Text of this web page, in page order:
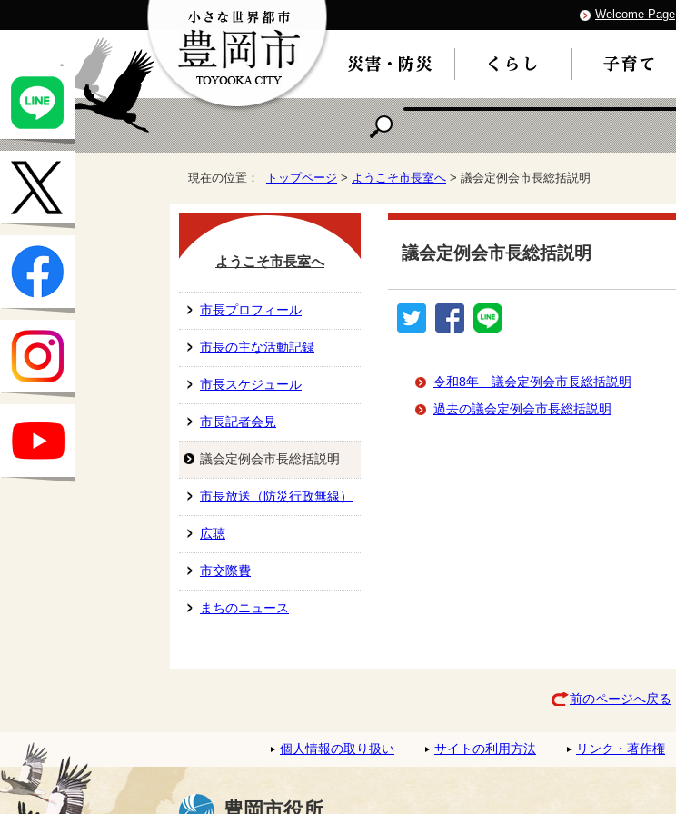
Welcome Page
現在の位置： トップページ > ようこそ市長室へ > 議会定例会市長総括説明
議会定例会市長総括説明
令和8年 議会定例会市長総括説明
過去の議会定例会市長総括説明
ようこそ市長室へ
市長プロフィール
市長の主な活動記録
市長スケジュール
市長記者会見
議会定例会市長総括説明
市長放送（防災行政無線）
広聴
市交際費
まちのニュース
前のページへ戻る
個人情報の取り扱い サイトの利用方法 リンク・著作権